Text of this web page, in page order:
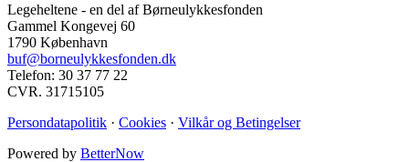
Legeheltene - en del af Børneulykkesfonden
Gammel Kongevej 60
1790 København
buf@borneulykkesfonden.dk
Telefon: 30 37 77 22
CVR. 31715105
Persondatapolitik · Cookies · Vilkår og Betingelser
Powered by BetterNow